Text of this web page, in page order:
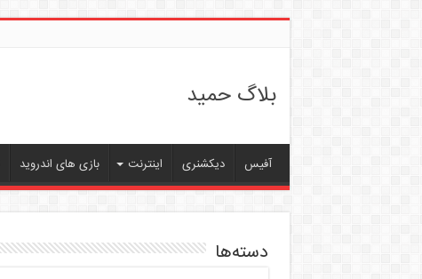
بلاگ حمید
آفیس دیکشنری اینترنت بازی های اندروید
دسته‌ها